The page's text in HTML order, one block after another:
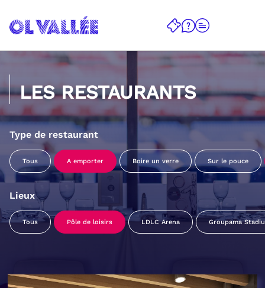
LES RESTAURANTS
Type de restaurant
Tous A emporter Boire un verre Sur le pouce
Lieux
Tous Pôle de loisirs LDLC Arena Groupama